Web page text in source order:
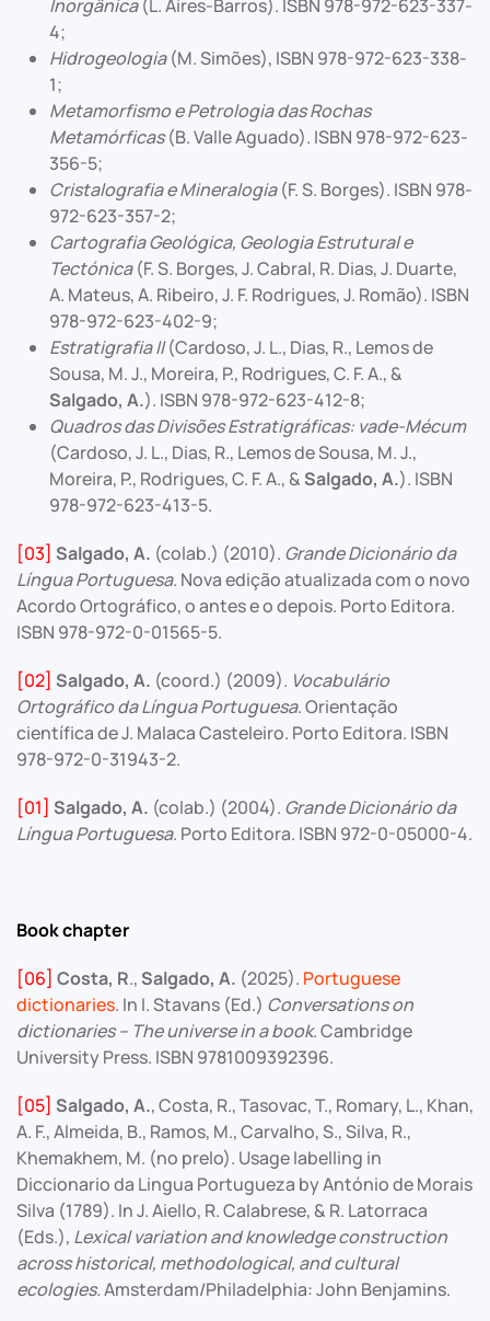
Inorgânica(L. Aires-Barros). ISBN 978-972-623-337-
4;
Hidrogeologia(M. Simões), ISBN 978-972-623-338-
1;
Metamorfismo e Petrologia das Rochas
Metamórficas(B. Valle Aguado). ISBN 978-972-623-
356-5;
Cristalografia e Mineralogia(F. S. Borges). ISBN 978-
972-623-357-2;
Cartografia Geológica, Geologia Estrutural e
Tectónica(F. S. Borges, J. Cabral, R. Dias, J. Duarte,
A. Mateus, A. Ribeiro, J. F. Rodrigues, J. Romão). ISBN
978-972-623-402-9;
Estratigrafia II(Cardoso, J. L., Dias, R., Lemos de
Sousa, M. J., Moreira, P., Rodrigues, C. F. A., &
Salgado, A.). ISBN 978-972-623-412-8;
Quadros das Divisões Estratigráficas: vade-Mécum
(Cardoso, J. L., Dias, R., Lemos de Sousa, M. J.,
Moreira, P., Rodrigues, C. F. A., & Salgado, A.). ISBN
978-972-623-413-5.
[03] Salgado, A. (colab.) (2010). Grande Dicionário da
Língua Portuguesa. Nova edição atualizada com o novo
Acordo Ortográfico, o antes e o depois. Porto Editora.
ISBN 978-972-0-01565-5.
[02] Salgado, A. (coord.) (2009). Vocabulário
Ortográfico da Língua Portuguesa. Orientação
científica de J. Malaca Casteleiro. Porto Editora. ISBN
978-972-0-31943-2.
[01] Salgado, A. (colab.) (2004). Grande Dicionário da
Língua Portuguesa. Porto Editora. ISBN 972-0-05000-4.
Book chapter
[06] Costa, R., Salgado, A. (2025). Portuguese
dictionaries. In I. Stavans (Ed.) Conversations on
dictionaries – The universe in a book. Cambridge
University Press. ISBN 9781009392396.
[05] Salgado, A., Costa, R., Tasovac, T., Romary, L., Khan,
A. F., Almeida, B., Ramos, M., Carvalho, S., Silva, R.,
Khemakhem, M. (no prelo). Usage labelling in
Diccionario da Lingua Portugueza by António de Morais
Silva (1789). In J. Aiello, R. Calabrese, & R. Latorraca
(Eds.), Lexical variation and knowledge construction
across historical, methodological, and cultural
ecologies.Amsterdam/Philadelphia: John Benjamins.